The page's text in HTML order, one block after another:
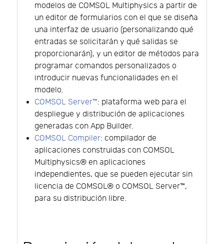
modelos de COMSOL Multiphysics a partir de
un editor de formularios con el que se diseña
una interfaz de usuario (personalizando qué
entradas se solicitarán y qué salidas se
proporcionarán), y un editor de métodos para
programar comandos personalizados o
introducir nuevas funcionalidades en el
modelo.
COMSOL Server™: plataforma web para el
despliegue y distribución de aplicaciones
generadas con App Builder.
COMSOL Compiler: compilador de
aplicaciones construidas con COMSOL
Multiphysics® en aplicaciones
independientes, que se pueden ejecutar sin
licencia de COMSOL® o COMSOL Server™,
para su distribución libre.